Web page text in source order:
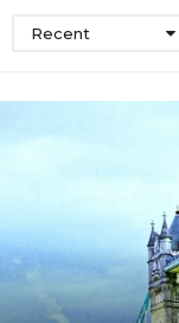
Recent